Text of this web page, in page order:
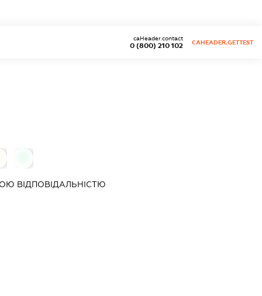
0 (800) 210 102
caHeader.contact
CAHEADER.GETTEST
ВІДПОВІДАЛЬНІСТЮ